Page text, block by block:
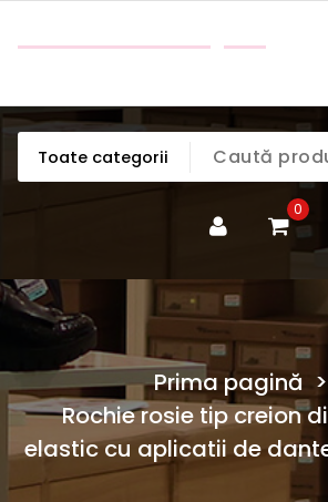
0
Prima pagină
Rochie rosie tip creion
elastic cu aplicatii de